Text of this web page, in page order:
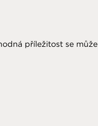
příležitost se může